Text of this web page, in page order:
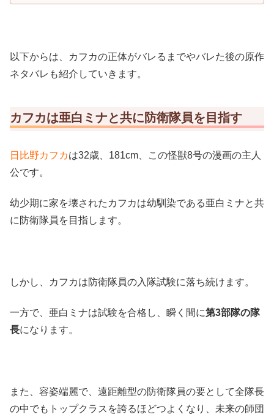
以下からは、カフカの正体がバレるまでやバレた後の原作
ネタバレも紹介していきます。
カフカは亜白ミナと共に防衛隊員を目指す
日比野カフカは32歳、181cm、この怪獣8号の漫画の主人
公です。
幼少期に家を壊されたカフカは幼馴染である亜白ミナと共
に防衛隊員を目指します。
しかし、カフカは防衛隊員の入隊試験に落ち続けます。
一方で、亜白ミナは試験を合格し、瞬く間に第3部隊の隊
長になります。
また、容姿端麗で、遠距離型の防衛隊員の要として全隊長
の中でもトップクラスを誇るほどつよくなり、未来の師団